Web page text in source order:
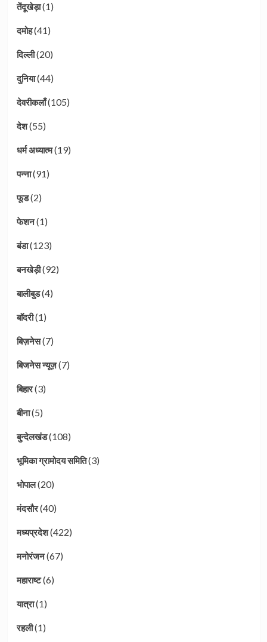
तेंदूखेड़ा(1)
दमोह(41)
दिल्ली(20)
दुनिया(44)
देवरीकलाँ(105)
देश(55)
धर्म अध्यात्म(19)
पन्ना(91)
फूड(2)
फेशन(1)
बंडा(123)
बनखेड़ी(92)
बालीबुड(4)
बाॅदरी(1)
बिज़नेस(7)
बिजनेस न्यूज़(7)
बिहार(3)
बीना(5)
बुन्देलखंड(108)
भूमिका ग्रामोदय समिति(3)
भोपाल(20)
मंदसौर(40)
मध्यप्रदेश(422)
मनोरंजन(67)
महाराष्ट(6)
यात्रा(1)
रहली(1)